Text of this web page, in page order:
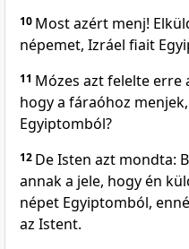
10 Most azért menj!
népemet, Izráel fiait
11 Mózes azt felelte erre
hogy a fáraóhoz
Egyiptomból?
12 De Isten azt mondta:
annak a jele, hogy én
népet Egyiptomból,
az Istent.